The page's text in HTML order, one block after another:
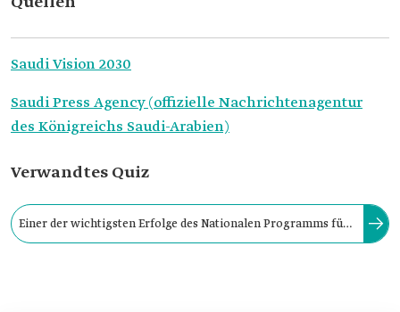
Saudi Vision 2030
Saudi Press Agency (offizielle Nachrichtenagentur
des Königreichs Saudi-Arabien)
Verwandtes Quiz
Einer der wichtigsten Erfolge des Nationalen Programms für